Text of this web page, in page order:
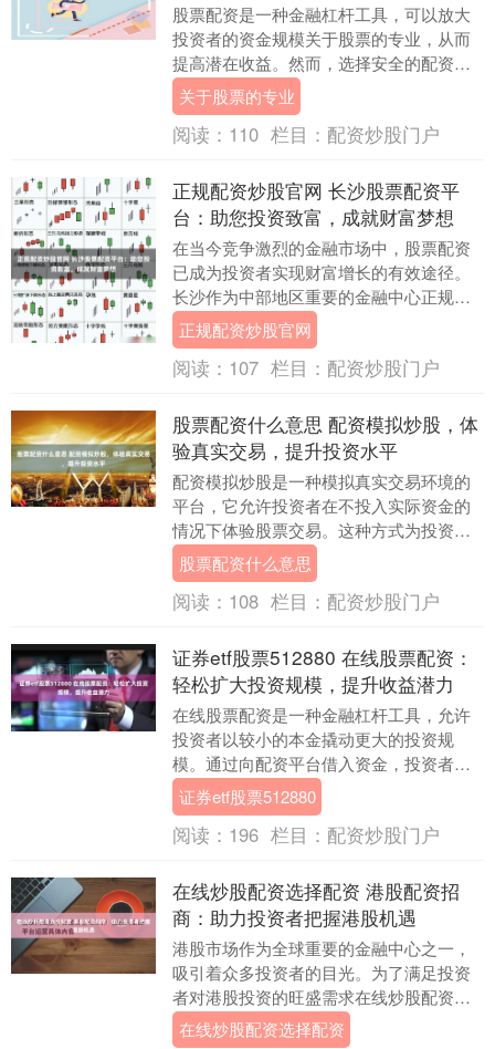
股票配资是一种金融杠杆工具，可以放大
投资者的资金规模关于股票的专业，从而
提高潜在收益。然而，选择安全的配资平
台至关重要，以确保资金安全和收益稳
定。 然而，股配资....
关于股票的专业
阅读： 110 栏目： 配资炒股门户
正规配资炒股官网 长沙股票配资平
台：助您投资致富，成就财富梦想
在当今竞争激烈的金融市场中，股票配资
已成为投资者实现财富增长的有效途径。
长沙作为中部地区重要的金融中心正规配
资炒股官网，汇聚了众多实力雄厚的股票
配资平台。 * ....
正规配资炒股官网
阅读： 107 栏目： 配资炒股门户
股票配资什么意思 配资模拟炒股，体
验真实交易，提升投资水平
配资模拟炒股是一种模拟真实交易环境的
平台，它允许投资者在不投入实际资金的
情况下体验股票交易。这种方式为投资者
提供了宝贵的学习机会，可以提升他们的
投资水平。 1.....
股票配资什么意思
阅读： 108 栏目： 配资炒股门户
证券etf股票512880 在线股票配资：
轻松扩大投资规模，提升收益潜力
在线股票配资是一种金融杠杆工具，允许
投资者以较小的本金撬动更大的投资规
模。通过向配资平台借入资金，投资者可
以放大其投资收益，同时承担更高的风
险。 此外，南宁股票....
证券etf股票512880
阅读： 196 栏目： 配资炒股门户
在线炒股配资选择配资 港股配资招
商：助力投资者把握港股机遇
港股市场作为全球重要的金融中心之一，
吸引着众多投资者的目光。为了满足投资
者对港股投资的旺盛需求在线炒股配资选
择配资，港股配资应运而生。 * **正规资
在线炒股配资选择配资